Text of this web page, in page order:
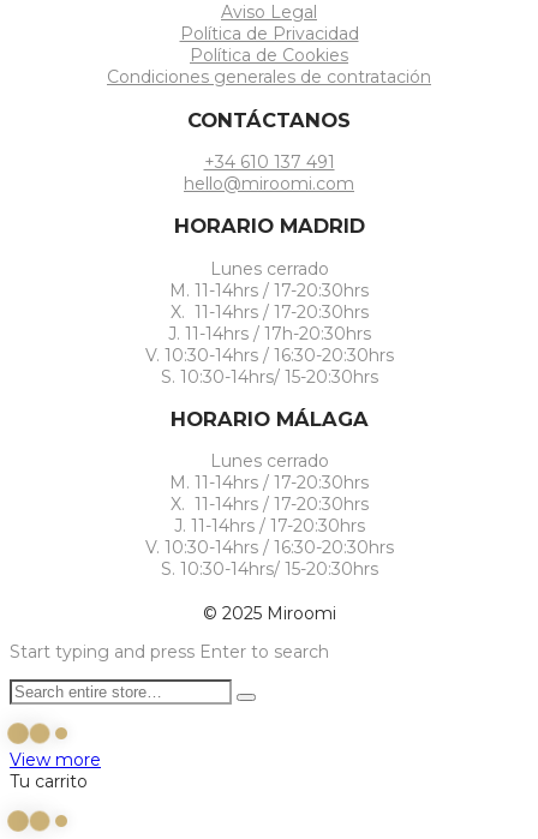
Aviso Legal
Política de Privacidad
Política de Cookies
Condiciones generales de contratación
CONTÁCTANOS
+34 610 137 491
hello@miroomi.com
HORARIO MADRID
Lunes cerrado
M. 11-14hrs / 17-20:30hrs
X. 11-14hrs / 17-20:30hrs
J. 11-14hrs / 17h-20:30hrs
V. 10:30-14hrs / 16:30-20:30hrs
S. 10:30-14hrs/ 15-20:30hrs
HORARIO MÁLAGA
Lunes cerrado
M. 11-14hrs / 17-20:30hrs
X. 11-14hrs / 17-20:30hrs
J. 11-14hrs / 17-20:30hrs
V. 10:30-14hrs / 16:30-20:30hrs
S. 10:30-14hrs/ 15-20:30hrs
© 2025 Miroomi
Start typing and press Enter to search
View more
Tu carrito